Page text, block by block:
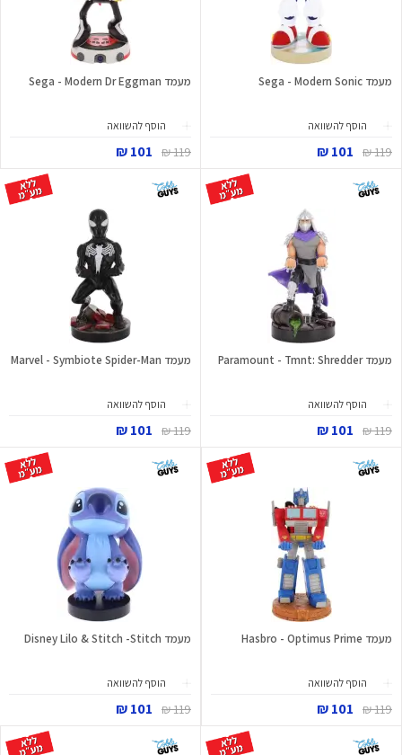
מעמד Sega - Modern Sonic
הוסף להשוואה
119 ₪
101 ₪
מעמד Sega - Modern Dr Eggman
הוסף להשוואה
119 ₪
101 ₪
מעמד Paramount - Tmnt: Shredder
הוסף להשוואה
119 ₪
101 ₪
מעמד Marvel - Symbiote Spider-Man
הוסף להשוואה
119 ₪
101 ₪
מעמד Hasbro - Optimus Prime
הוסף להשוואה
119 ₪
101 ₪
מעמד Disney Lilo & Stitch -Stitch
הוסף להשוואה
119 ₪
101 ₪